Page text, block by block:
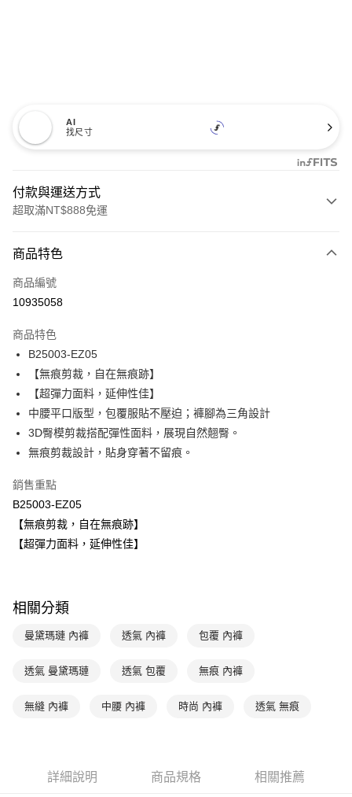
AI
找尺寸
付款與運送方式
超取滿NT$888免運
信用卡一次付款
信用卡分期付款
合作金庫商業銀行
華南商業銀行
上海商業儲蓄銀行
國泰世華商業銀行
臺灣中小企業銀行
台中商業銀行
匯豐（台灣）商業銀行
華泰商業銀行
聯邦商業銀行
遠東國際商業銀行
元大商業銀行
台新國際商業銀行
台灣樂天信用卡公司
LINE Pay
Apple Pay
悠遊付
AFTEE先享後付
相關說明
【關於「AFTEE先享後付」】
AFTEE先享後付是「在收到商品之後才付款」的支付方式。 讓您購物簡單
３．安心：先確認商品／服務後，再付款。
【「AFTEE先享後付」結帳流程】
１．於結帳方式選擇「AFTEE先享後付」後，將跳轉至「AFTEE先享後付」
２．訂單成立數日內，您將收到繳費通知簡訊。
ATM／網路銀行／等多元方式進行付款，方視為交易完成。
※ 請注意：結帳手續完成當下不需立刻繳費，但若您需要取消訂單，請聯絡
是否繳費成功／繳費後需取消欲退款等相關疑問，請聯繫「AFTEE先享後付
客戶支援中心」 https://netprotections.freshdesk.com/support/home
ATM付款
全家取貨付款$888免運-以PackAge+配客嘉循環箱包裝寄出
每筆NT$90，滿NT$888(含以上)免運費
萊爾富取貨付款
每筆NT$90，滿NT$1,000(含以上)免運費
商品特色
商品編號
10935058
商品特色
B25003-EZ05
【無痕剪裁，自在無痕跡】
【超彈力面料，延伸性佳】
中腰平口版型，包覆服貼不壓迫；褲腳為三角設計
3D臀模剪裁搭配彈性面料，展現自然翹臀。
無痕剪裁設計，貼身穿著不留痕。
銷售重點
B25003-EZ05
【無痕剪裁，自在無痕跡】
【超彈力面料，延伸性佳】
相關分類
曼黛瑪璉 內褲 透氣 內褲 包覆 內褲
透氣 曼黛瑪璉 透氣 包覆 無痕 內褲
無縫 內褲 中腰 內褲 時尚 內褲 透氣 無痕
詳細說明 商品規格 相關推薦